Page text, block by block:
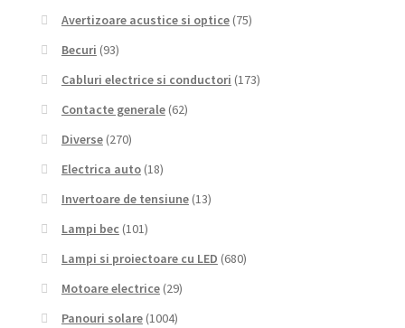
Avertizoare acustice si optice (75)
Becuri (93)
Cabluri electrice si conductori (173)
Contacte generale (62)
Diverse (270)
Electrica auto (18)
Invertoare de tensiune (13)
Lampi bec (101)
Lampi si proiectoare cu LED (680)
Motoare electrice (29)
Panouri solare (1004)